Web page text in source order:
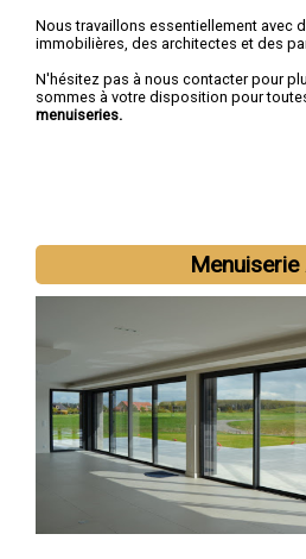
Nous travaillons essentiellement avec
immobilières, des architectes et des
N'hésitez pas à nous contacter pour
sommes à votre disposition pour
menuiseries.
Nous intervenons aussi dans les villes
Arpajon-sur-Cère,Mauriac,
Montagnes,Maurs,Murat,Vic-sur-Cère,
Menuiserie